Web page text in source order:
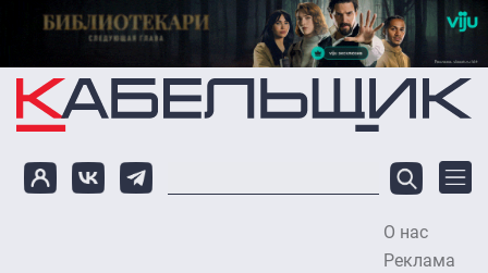
Перейти к основному содержанию
О нас
Реклама